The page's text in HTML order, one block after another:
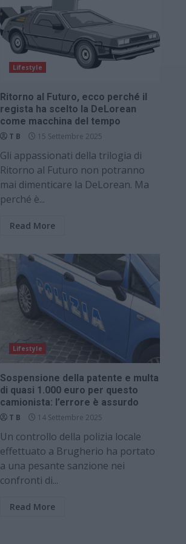
Lifestyle
Ritorno al Futuro, ecco perché il
regista ha scelto la DeLorean
come macchina del tempo
T B 15 Settembre 2025
Gli appassionati della trilogia di
Ritorno al Futuro non potranno
mai dimenticare la DeLorean. Ma
perché è...
Read More
Lifestyle
Sospensione della patente e multa
di quasi 1.000 euro per questo
camionista: l’errore è assurdo
T B 14 Settembre 2025
Un controllo della polizia locale
effettuato a Brugherio ha portato
a una pesante sanzione nei
confronti di...
Read More